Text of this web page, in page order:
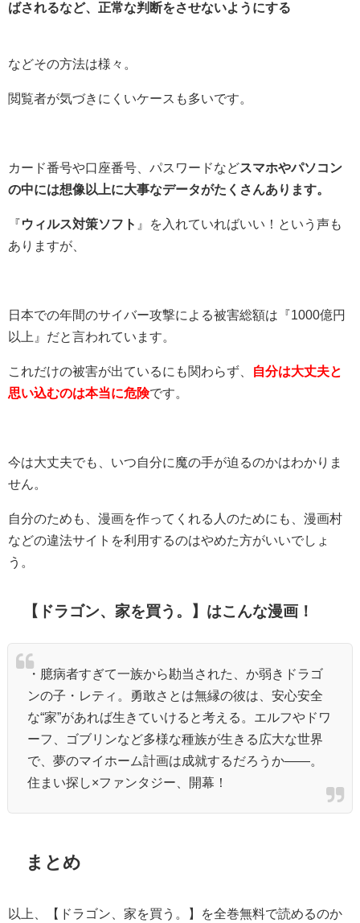
ばされるなど、正常な判断をさせないようにする
などその方法は様々。
閲覧者が気づきにくいケースも多いです。
カード番号や口座番号、パスワードなどスマホやパソコン
の中には想像以上に大事なデータがたくさんあります。
『ウィルス対策ソフト 』を入れていればいい！という声も
ありますが、
日本での年間のサイバー攻撃による被害総額は『1000億円
以上』だと言われています。
これだけの被害が出ているにも関わらず、
自分は大丈夫と
思い込むのは本当に危険です。
今は大丈夫でも、いつ自分に魔の手が迫るのかはわかりま
せん。
自分のためも、漫画を作ってくれる人のためにも、漫画村
などの違法サイトを利用するのはやめた方がいいでしょ
う。
【ドラゴン、家を買う。】 はこんな漫画！
・ 臆病者すぎて一族から勘当された、か弱きドラゴ
ンの子・レティ。勇敢さとは無縁の彼は、安心安全
な“家”があれば生きていけると考える。エルフやドワ
ーフ、ゴブリンなど多様な種族が生きる広大な世界
で、夢のマイホーム計画は成就するだろうか――。
住まい探し×ファンタジー、開幕！
まとめ
以上、【ドラゴン、家を買う。】を全巻無料で読めるのか